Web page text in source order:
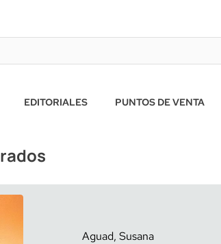
EDITORIALES PUNTOS DE VENTA
Aguad, Susana